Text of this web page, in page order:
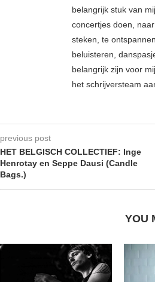
belangrijk stuk van
concertjes doen,
steken, te
beluisteren,
belangrijk zijn voor
het schrijversteam
previous post
HET BELGISCH COLLECTIEF: Inge
Henrotay en Seppe Dausi (Candle
Bags.)
YOU